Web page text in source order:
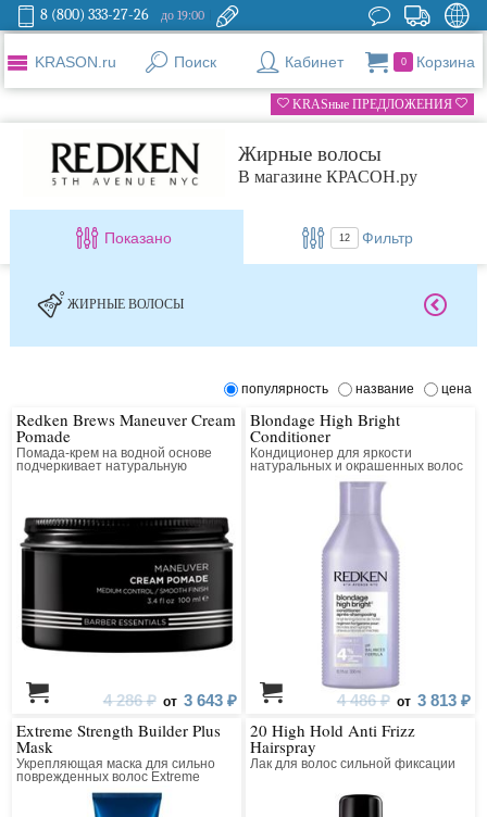
8 (800) 333-27-26 до 19:00
KRASON.ru Поиск Кабинет 0 Корзина
KRASные ПРЕДЛОЖЕНИЯ
Жирные волосы
В магазине КРАСОН.ру
Показано 12 Фильтр
ЖИРНЫЕ ВОЛОСЫ
популярность название цена
Redken Brews Maneuver Cream
Pomade
Помада-крем на водной основе
подчеркивает натуральную
4 286 ₽ от 3 643 ₽
Blondage High Bright
Conditioner
Кондиционер для яркости
натуральных и окрашенных волос
4 486 ₽ от 3 813 ₽
Extreme Strength Builder Plus
Mask
Укрепляющая маска для сильно
поврежденных волос Extreme
Reconstructor Plus
20 High Hold Anti Frizz
Hairspray
Лак для волос сильной фиксации